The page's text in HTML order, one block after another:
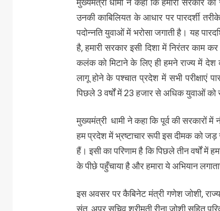
मुख्यमंत्री धामी ने कहा कि हमारी सरकार
उनकी काबिलियत के आधार पर पारदर्शी
पदोन्नति युवाओं में भरोसा जगाती है। यह
है, हमारी सरकार इसी दिशा में निरंतर काम
कलंक को मिटाने के लिए ही हमने राज्य में देश
लागू होने के पश्चात प्रदेश में सभी परीक्षाएं
पिछले 3 वर्षों में 23 हजार से अधिक युवाओं
मुख्यमंत्री धामी ने कहा कि पूर्व की सरकारों में
हम प्रदेश में भ्रष्टाचार रूपी इस दीमक को जड़
हैं। इसी का परिणाम है कि पिछले तीन वर्षों में
के पीछे पहुँचाया है और हमारा ये अभियान
इस अवसर पर कैबिनेट मंत्री गणेश जोशी,
संत, अपर सचिव श्रीमती रीना जोशी सहित